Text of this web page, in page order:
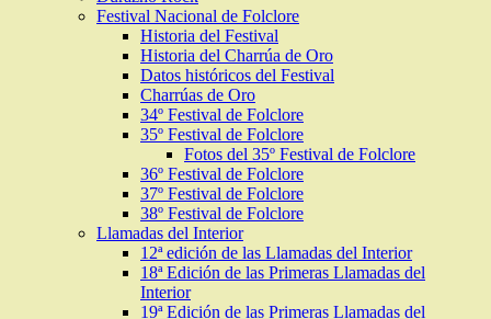
Festival Nacional de Folclore
Historia del Festival
Historia del Charrúa de Oro
Datos históricos del Festival
Charrúas de Oro
34º Festival de Folclore
35º Festival de Folclore
Fotos del 35º Festival de Folclore
36º Festival de Folclore
37º Festival de Folclore
38º Festival de Folclore
Llamadas del Interior
12ª edición de las Llamadas del Interior
18ª Edición de las Primeras Llamadas del
Interior
19ª Edición de las Primeras Llamadas del